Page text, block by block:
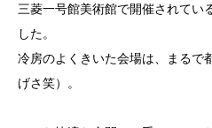
三菱一号館美術館で開催されてい
した。
冷房のよくきいた会場は、まるで
げさ笑）。